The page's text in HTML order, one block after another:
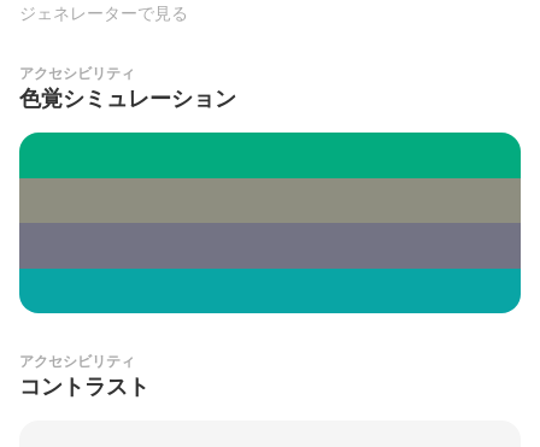
ジェネレーターで見る
アクセシビリティ
色覚シミュレーション
アクセシビリティ
コントラスト